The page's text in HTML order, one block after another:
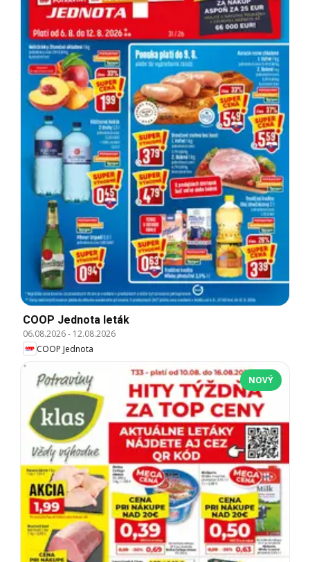
COOP Jednota leták
06.08.2026- 12.08.2026
COOP Jednota
NOVÝ